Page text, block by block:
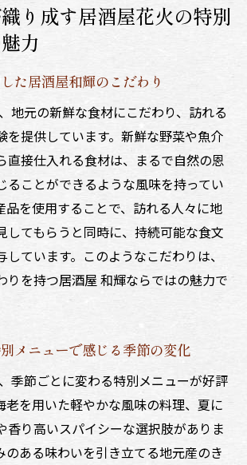
火での季節感を感じるひとときを
り成す居酒屋花火の特別
力
た居酒屋和輝のこだわり
地元の新鮮な食材にこだわり、訪れる
を提供しています。新鮮な野菜や魚介
直接仕入れる食材は、まるで自然の恩
ることができるような風味を持ってい
品を使用することで、訪れる人々に地
してもらうと同時に、持続可能な食文
ています。このようなこだわりは、
りを持つ居酒屋 和輝ならではの魅力で
メニューで感じる季節の変化
季節ごとに変わる特別メニューが好評
老を用いた軽やかな風味の料理、夏に
香り高いスパイシーな選択肢がありま
のある味わいを引き立てる地元産のき